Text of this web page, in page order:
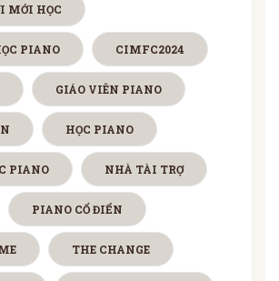
MỚI HỌC
PIANO CIMFC2024
GIÁO VIÊN PIANO
HỌC PIANO
PIANO NHÀ TÀI TRỢ
PIANO CỔ ĐIỂN
THE CHANGE